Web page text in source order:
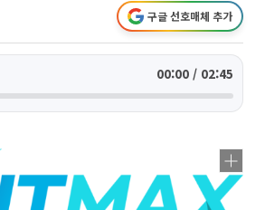
구글 선호매체 추가
00:00 / 02:45